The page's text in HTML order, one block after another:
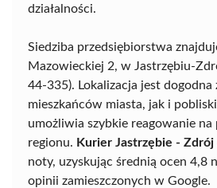
działalności.
Siedziba przedsiębiorstwa
Mazowieckiej 2, w Jastrzębiu-
44-335). Lokalizacja jest dogodna
mieszkańców miasta, jak i
umożliwia szybkie reagowanie
regionu. Kurier Jastrzębie - Zdrój
noty, uzyskując średnią ocen 4,8
opinii zamieszczonych w Google.